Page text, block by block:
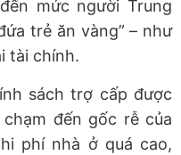
mức người Trung
trẻ ăn vàng” – như
tài chính.
sách trợ cấp được
đến gốc rễ của
phí nhà ở quá cao,